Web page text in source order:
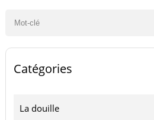
Catégories
La douille